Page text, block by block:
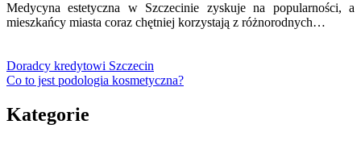
Medycyna estetyczna w Szczecinie zyskuje na popularności, a
mieszkańcy miasta coraz chętniej korzystają z różnorodnych…
Doradcy kredytowi Szczecin
Co to jest podologia kosmetyczna?
Kategorie